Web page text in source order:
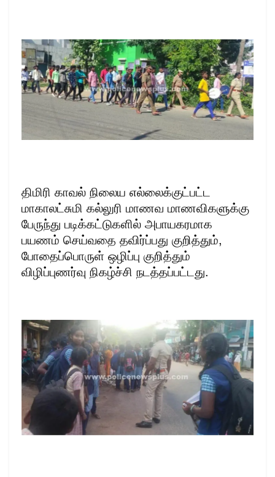
திமிரி காவல் நிலைய எல்லைக்குட்பட்ட
மாகாலட்சுமி கல்லுரி மாணவ மாணவிகளுக்கு
பேருந்து படிக்கட்டுகளில் அபாயகரமாக
பயணம் செய்வதை தவிர்ப்பது குறித்தும்,
போதைப்பொருள் ஒழிப்பு குறித்தும்
விழிப்புணர்வு நிகழ்ச்சி நடத்தப்பட்டது.